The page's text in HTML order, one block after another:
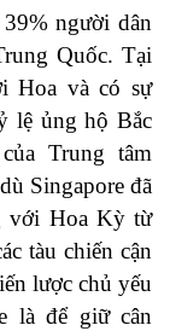
người dân
Quốc. Tại
Hoa và có sự
lệ ủng hộ Bắc
Trung tâm
Singapore đã
với Hoa Kỳ từ
tàu chiến cận
lược chủ yếu
là để giữ cân